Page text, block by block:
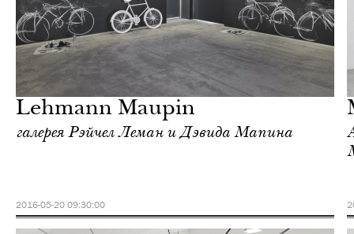
Lehmann Maupin
галерея Рэйчел Леман и Дэвида Мапина
2016-05-20 09:30:00
Йорк